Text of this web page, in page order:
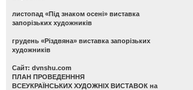
листопад «Під знаком осені» виставка
запорізьких художників
грудень «Різдвяна» виставка запорізьких
художників
Сайт: dvnshu.com
ПЛАН ПРОВЕДЕНННЯ
ВСЕУКРАЇНСЬКИХ ХУДОЖНІХ ВИСТАВОК на